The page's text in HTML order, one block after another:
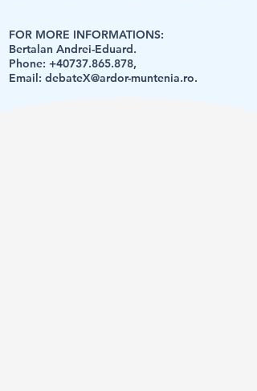
FOR MORE INFORMATIONS:
Bertalan Andrei-Eduard.
Phone: +40737.865.878,
Email: debateX@ardor-muntenia.ro.